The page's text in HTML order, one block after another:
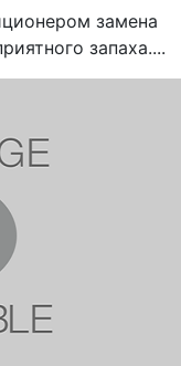
замена
запаха....